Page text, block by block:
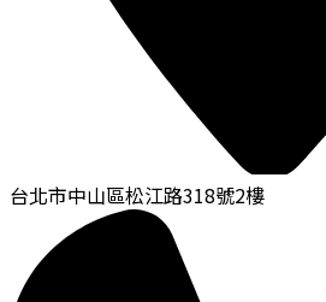
台北市中山區松江路318號2樓